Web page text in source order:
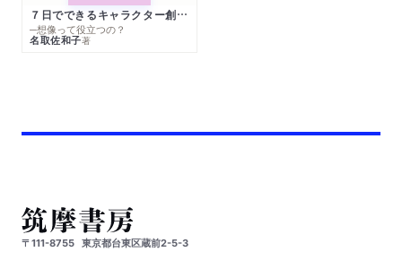
７日でできるキャラクター創作入門
─想像って役立つの？
名取佐和子著
〒111-8755 東京都台東区蔵前2-5-3